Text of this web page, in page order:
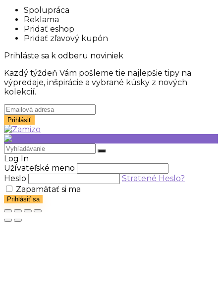
Spolupráca
Reklama
Pridať eshop
Pridať zľavový kupón
Prihláste sa k odberu noviniek
Kazdý týždeň Vám pošleme tie najlepšie tipy na
výpredaje, inšpirácie a vybrané kúsky z nových
kolekcií.
Log In
Užívateľské meno
Heslo
Stratené Heslo?
Zapamätať si ma
Prihlásiť sa